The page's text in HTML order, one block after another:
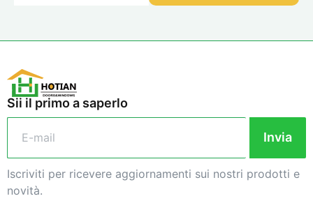
Sii il primo a saperlo
Invia
Iscriviti per ricevere aggiornamenti sui nostri prodotti e
novità.